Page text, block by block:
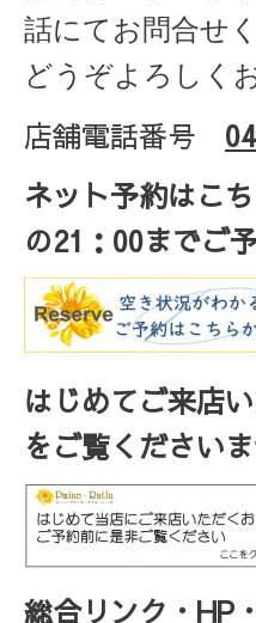
話にてお問合せ
どうぞよろしく
店舗電話番号
ネット予約はこ
の21 ： 00までご
はじめてご来店
をご覧ください
総合リンク・HP